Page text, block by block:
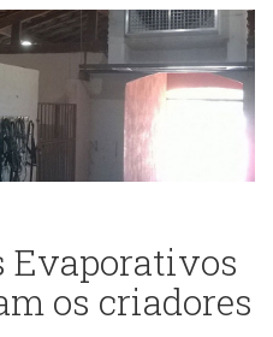
Evaporativos
os criadores